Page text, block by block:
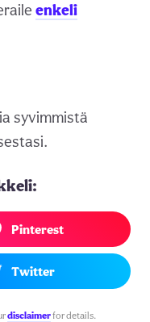
enkeli
syvimmistä
Pinterest
Twitter
disclaimerfor details.